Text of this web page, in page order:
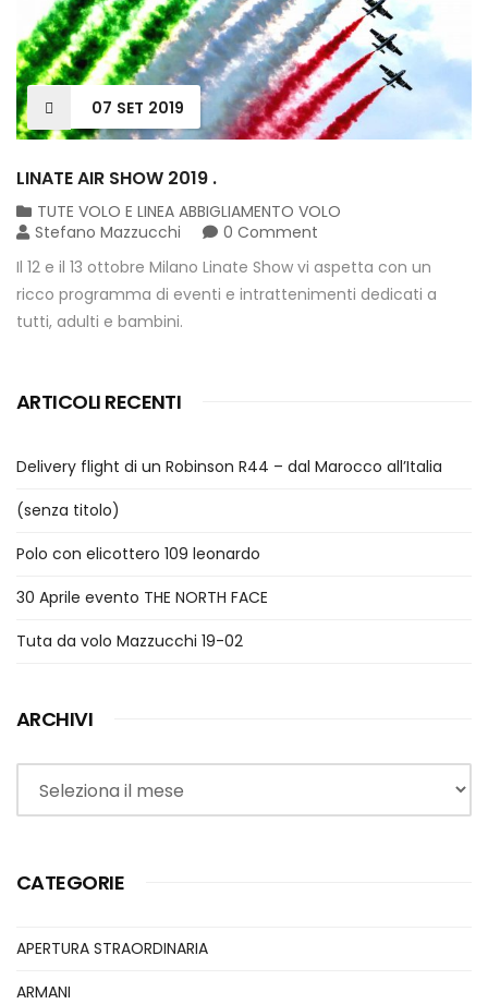
07 SET 2019
LINATE AIR SHOW 2019 .
TUTE VOLO E LINEA ABBIGLIAMENTO VOLO
Stefano Mazzucchi
0 Comment
Il 12 e il 13 ottobre Milano Linate Show vi aspetta con un
ricco programma di eventi e intrattenimenti dedicati a
tutti, adulti e bambini.
ARTICOLI RECENTI
Delivery flight di un Robinson R44 – dal Marocco all’Italia
(senza titolo)
Polo con elicottero 109 leonardo
30 Aprile evento THE NORTH FACE
Tuta da volo Mazzucchi 19-02
ARCHIVI
Archivi
CATEGORIE
APERTURA STRAORDINARIA
ARMANI